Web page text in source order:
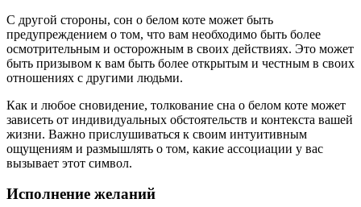
С другой стороны, сон о белом коте может быть
предупреждением о том, что вам необходимо быть более
осмотрительным и осторожным в своих действиях. Это может
быть призывом к вам быть более открытым и честным в своих
отношениях с другими людьми.
Как и любое сновидение, толкование сна о белом коте может
зависеть от индивидуальных обстоятельств и контекста вашей
жизни. Важно прислушиваться к своим интуитивным
ощущениям и размышлять о том, какие ассоциации у вас
вызывает этот символ.
Исполнение желаний